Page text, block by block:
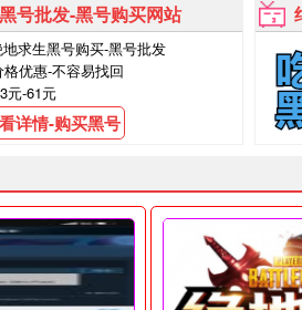
号批发-黑号购买网站
求生黑号购买-黑号批发
格优惠-不容易找回
元-61元
详情-购买黑号